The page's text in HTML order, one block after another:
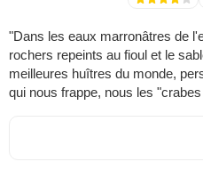
"Dans les eaux marronâtres de
rochers repeints au fioul et le
meilleures huîtres du monde,
qui nous frappe, nous les